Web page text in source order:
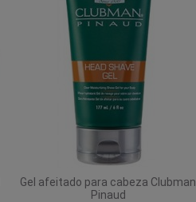
Gel afeitado para cabeza Clubman
Pinaud